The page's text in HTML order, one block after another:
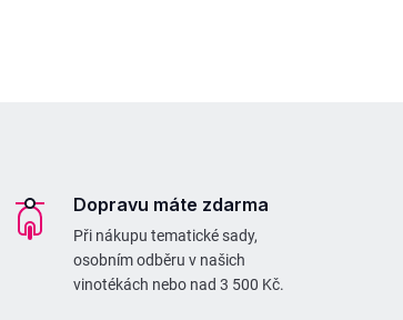
Dopravu máte zdarma
Při nákupu tematické sady,
osobním odběru v našich
vinotékách nebo nad 3 500 Kč.